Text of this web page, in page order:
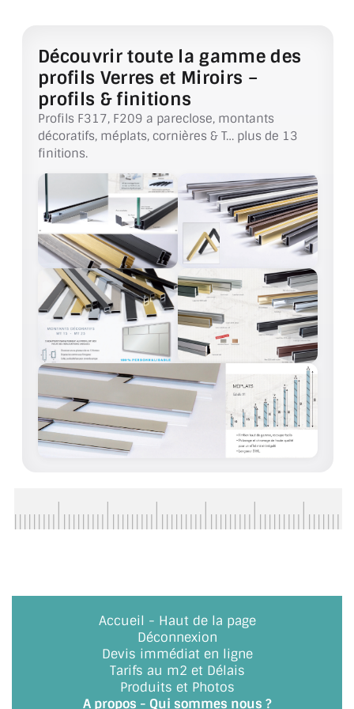
CATALOGUE DE PROFILS ET FIXATION DU
VERRE
LES FIXATIONS POUR MIROIR
LES PROFILS PAROI DE VERRE
VITRINE EN VERRE
CONNECTEURS ET ASSEMBLAGE DE VERRES
PLATS ET CORNIÈRES
LES CHARNIÈRES DE PORTE EN VERRE
BOUTONS ET POIGNÉES
BARRES DE STABILISATION
JOINTS D'ÉTANCHÉITÉS
FIXATION GARDES CORPS
SYSTÈMES COULISSANTS
EXEMPLES, RÉALISATIONS, INSPIRATIONS
NUANCIER RAL
COMMENT COUPER DU VERRE ?
Découvrir toute la gamme des
profils Verres et Miroirs –
profils & finitions
Profils F317, F209 a pareclose, montants
décoratifs, méplats, cornières & T… plus de 13
finitions.
Accueil - Haut de la page
Déconnexion
Devis immédiat en ligne
Tarifs au m2 et Délais
Produits et Photos
A propos - Qui sommes nous ?